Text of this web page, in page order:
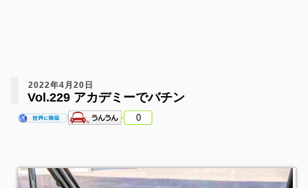
2022年4月20日
Vol.229 アカデミーでバチン
0